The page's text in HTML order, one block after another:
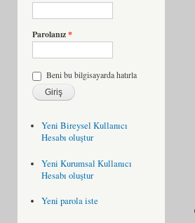
Parolanız*
Beni bu bilgisayarda hatırla
Yeni Bireysel Kullanıcı
Hesabı oluştur
Yeni Kurumsal Kullanıcı
Hesabı oluştur
Yeni parola iste